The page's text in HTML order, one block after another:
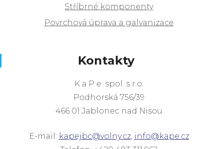
Stříbrné komponenty
Povrchová úprava a galvanizace
Kontakty
K a P e spol. s r.o.
Podhorská 756/39
466 01 Jablonec nad Nisou
E-mail: kapejbc@volny.cz, info@kape.cz